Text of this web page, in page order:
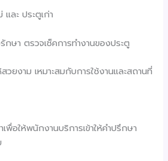
ละ ประตูเก่า
ษา ตรวจเช็คการทำงานของประตู
ยงาม เหมาะสมกับการใช้งานและสถานที่
พื่อให้พนักงานบริการเข้าให้คำปรึกษา